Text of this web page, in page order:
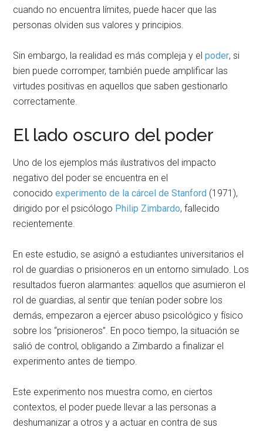
cuando no encuentra límites, puede hacer que las
personas olviden sus valores y principios.
Sin embargo, la realidad es más compleja y elpoder, si
bien puede corromper, también puede amplificar las
virtudes positivas en aquellos que saben gestionarlo
correctamente.
El lado oscuro del poder
Uno de los ejemplos más ilustrativos del impacto
negativo del poder se encuentra en el
conocidoexperimento de la cárcel de Stanford (1971),
dirigido por el psicólogo Philip Zimbardo, fallecido
recientemente.
En este estudio, se asignó a estudiantes universitarios el
rol de guardias o prisioneros en un entorno simulado. Los
resultados fueron alarmantes: aquellos que asumieron el
rol de guardias, al sentir que tenían poder sobre los
demás, empezaron a ejercer abuso psicológico y físico
sobre los “prisioneros”. En poco tiempo, la situación se
salió de control, obligando a Zimbardo a finalizar el
experimento antes de tiempo.
Este experimento nos muestra como, en ciertos
contextos, el poder puede llevar a las personas a
deshumanizar a otros y a actuar en contra de sus